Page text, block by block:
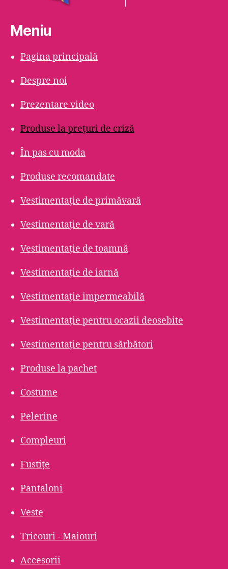
Meniu
Pagina principală
Despre noi
Prezentare video
Produse la prețuri de criză
În pas cu moda
Produse recomandate
Vestimentație de primăvară
Vestimentație de vară
Vestimentație de toamnă
Vestimentație de iarnă
Vestimentație impermeabilă
Vestimentație pentru ocazii deosebite
Vestimentație pentru sărbători
Produse la pachet
Costume
Pelerine
Compleuri
Fustițe
Pantaloni
Veste
Tricouri - Maiouri
Accesorii